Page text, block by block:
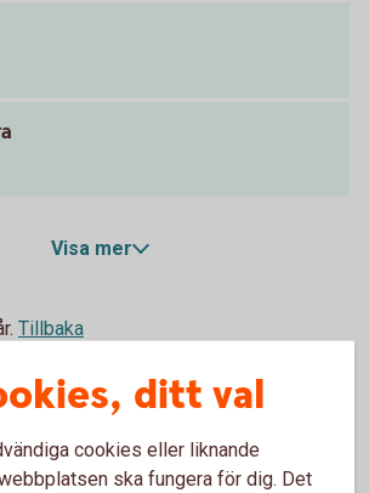
Visa mer
Tillbaka
100 000 kr. Tillbaka
inte redan har reducerad
betal- och kreditkort.
ditt val
cookies eller liknande
ska fungera för dig. Det